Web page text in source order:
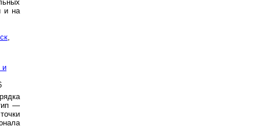
и на
и
—